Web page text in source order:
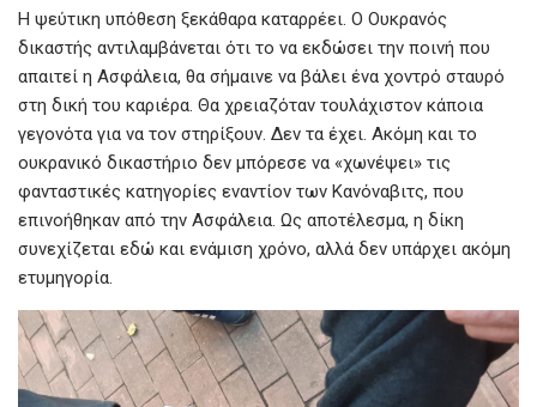
Η ψεύτικη υπόθεση ξεκάθαρα καταρρέει. Ο Ουκρανός
δικαστής αντιλαμβάνεται ότι το να εκδώσει την ποινή που
απαιτεί η Ασφάλεια, θα σήμαινε να βάλει ένα χοντρό σταυρό
στη δική του καριέρα. Θα χρειαζόταν τουλάχιστον κάποια
γεγονότα για να τον στηρίξουν. Δεν τα έχει. Ακόμη και το
ουκρανικό δικαστήριο δεν μπόρεσε να «χωνέψει» τις
φανταστικές κατηγορίες εναντίον των Κανόναβιτς, που
επινοήθηκαν από την Ασφάλεια. Ως αποτέλεσμα, η δίκη
συνεχίζεται εδώ και ενάμιση χρόνο, αλλά δεν υπάρχει ακόμη
ετυμηγορία.